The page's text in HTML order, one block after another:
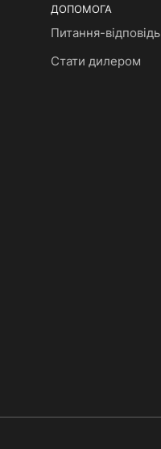
ДОПОМОГА
Питання-відповідь
Стати дилером